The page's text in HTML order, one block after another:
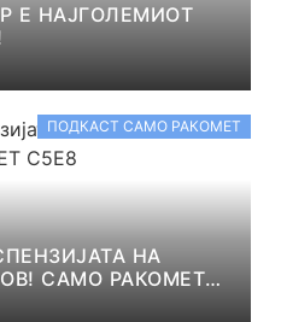
Е НАЈГОЛЕМИОТ
ПОДКАСТ САМО РАКОМЕТ
НА
САМО РАКОМЕТ